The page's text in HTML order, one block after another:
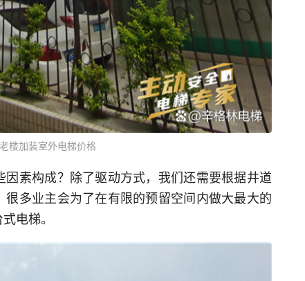
楼加装室外电梯价格
素构成？除了驱动方式，我们还需要根据井道
多业主会为了在有限的预留空间内做大最大的
电梯。